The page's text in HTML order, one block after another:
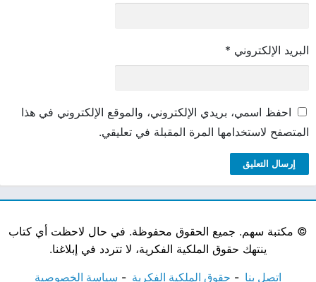
البريد الإلكتروني *
احفظ اسمي، بريدي الإلكتروني، والموقع الإلكتروني في هذا
المتصفح لاستخدامها المرة المقبلة في تعليقي.
© مكتبة سهم. جميع الحقوق محفوظة. في حال لاحظت أي كتاب
ينتهك حقوق الملكية الفكرية، لا تتردد في إبلاغنا.
اتصل بنا حقوق الملكية الفكرية سياسة الخصوصية